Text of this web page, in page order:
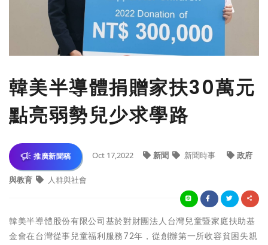
韓美半導體捐贈家扶30萬元
點亮弱勢兒少求學路
推廣新聞稿 Oct 17,2022 新聞 新聞時事 政府
與教育 人群與社會
韓美半導體股份有限公司基於對財團法人台灣兒童暨家庭扶助基
金會在台灣從事兒童福利服務72年，從創辦第一所收容貧困失親